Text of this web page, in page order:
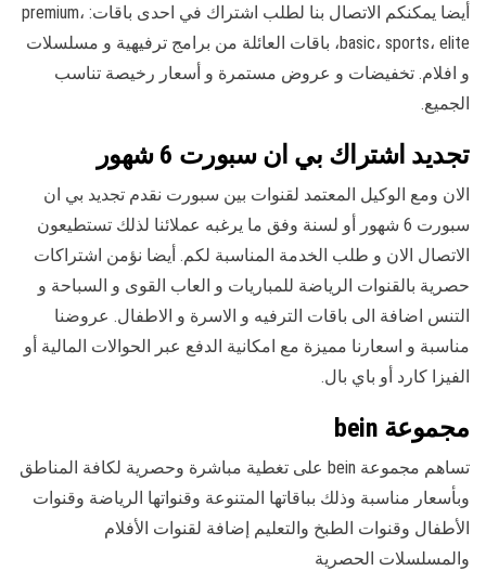
أيضا يمكنكم الاتصال بنا لطلب اشتراك في احدى باقات: premium،
basic، sports، elite، باقات العائلة من برامج ترفيهية و مسلسلات
و افلام. تخفيضات و عروض مستمرة و أسعار رخيصة تناسب
الجميع.
تجديد اشتراك بي ان سبورت 6 شهور
الان ومع الوكيل المعتمد لقنوات بين سبورت نقدم تجديد بي ان
سبورت 6 شهور أو لسنة وفق ما يرغبه عملائنا لذلك تستطيعون
الاتصال الان و طلب الخدمة المناسبة لكم. أيضا نؤمن اشتراكات
حصرية بالقنوات الرياضة للمباريات و العاب القوى و السباحة و
التنس اضافة الى باقات الترفيه و الاسرة و الاطفال. عروضنا
مناسبة و اسعارنا مميزة مع امكانية الدفع عبر الحوالات المالية أو
الفيزا كارد أو باي بال.
مجموعة bein
تساهم مجموعة bein على تغطية مباشرة وحصرية لكافة المناطق
وبأسعار مناسبة وذلك بباقاتها المتنوعة وقنواتها الرياضة وقنوات
الأطفال وقنوات الطبخ والتعليم إضافة لقنوات الأفلام
والمسلسلات الحصرية